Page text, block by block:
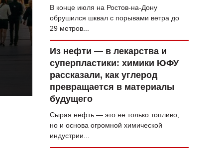
ЖУРНАЛ
В конце июля на Ростов-на-Дону
обрушился шквал с порывами ветра до
29 метров...
Из нефти — в лекарства и
суперпластики: химики ЮФУ
рассказали, как углерод
превращается в материалы
будущего
Сырая нефть — это не только топливо,
но и основа огромной химической
индустрии...